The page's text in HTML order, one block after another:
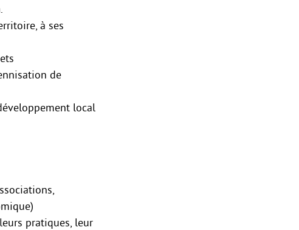
à ses
de
local
pratiques, leur